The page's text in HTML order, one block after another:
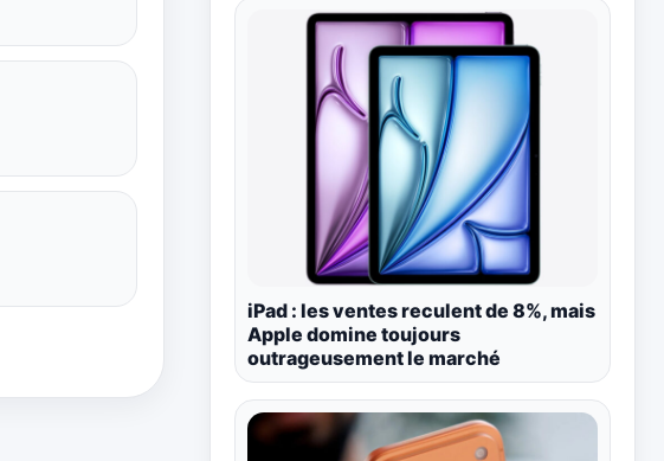
iPad : les ventes reculent de 8%, mais
Apple domine toujours
outrageusement le marché